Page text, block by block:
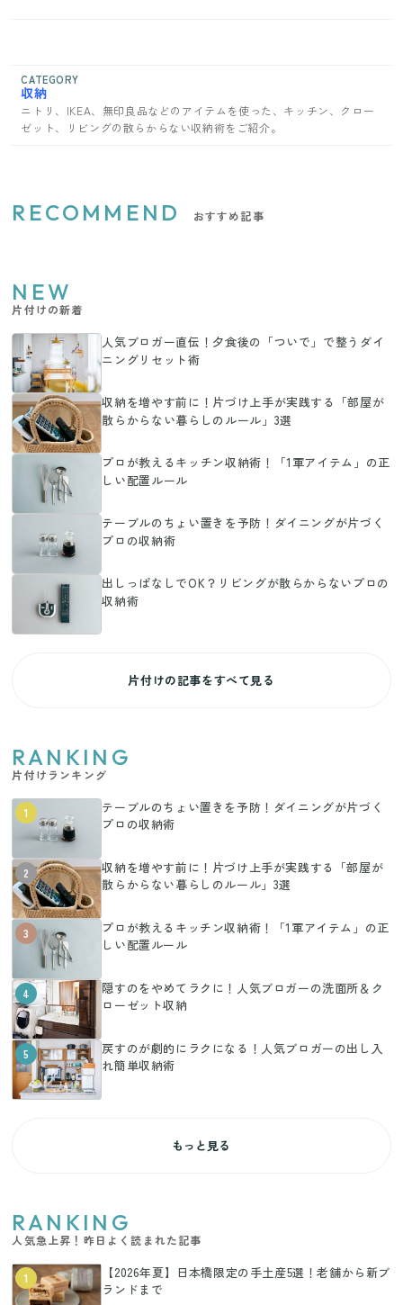
CATEGORY
収納
ニトリ、IKEA、無印良品などのアイテムを使った、キッチン、クロー
ゼット、リビングの散らからない収納術をご紹介。
RECOMMEND おすすめ記事
NEW
片付けの新着
人気ブロガー直伝！夕食後の「ついで」で整うダイ
ニングリセット術
収納を増やす前に！片づけ上手が実践する「部屋が
散らからない暮らしのルール」3選
プロが教えるキッチン収納術！「1軍アイテム」の正
しい配置ルール
テーブルのちょい置きを予防！ダイニングが片づく
プロの収納術
出しっぱなしでOK？リビングが散らからないプロの
収納術
片付けの記事をすべて見る
RANKING
片付けランキング
1
テーブルのちょい置きを予防！ダイニングが片づく
プロの収納術
2
収納を増やす前に！片づけ上手が実践する「部屋が
散らからない暮らしのルール」3選
3
プロが教えるキッチン収納術！「1軍アイテム」の正
しい配置ルール
4
隠すのをやめてラクに！人気ブロガーの洗面所＆ク
ローゼット収納
5
戻すのが劇的にラクになる！人気ブロガーの出し入
れ簡単収納術
もっと見る
RANKING
人気急上昇！昨日よく読まれた記事
1
【2026年夏】日本橋限定の手土産5選！老舗から新ブ
ランドまで